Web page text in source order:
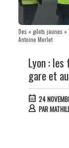
Des « gilets jaunes
Antoine Merlet
Lyon :
gare et
24
PAR